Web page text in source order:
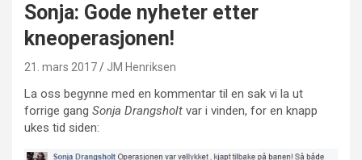
Sonja: Gode nyheter etter
kneoperasjonen!
21. mars 2017 JM Henriksen
La oss begynne med en kommentar til en sak vi la ut
forrige gang Sonja Drangsholt var i vinden, for en knapp
ukes tid siden: